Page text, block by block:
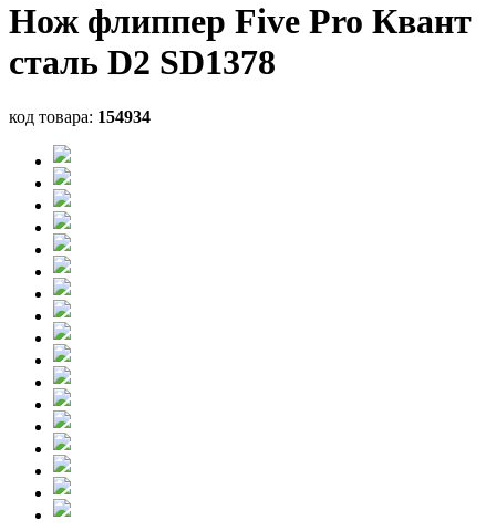
Нож флиппер Five Pro Квант
сталь D2 SD1378
код товара: 154934